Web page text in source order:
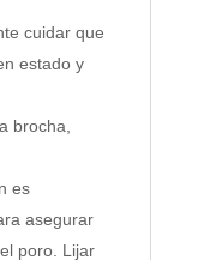
cuidar que
estado y
brocha,
es
asegurar
poro. Lijar